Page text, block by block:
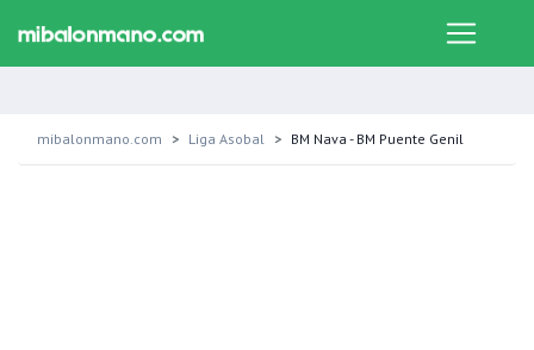
mibalonmano.com Liga Asobal BM Nava - BM Puente Genil